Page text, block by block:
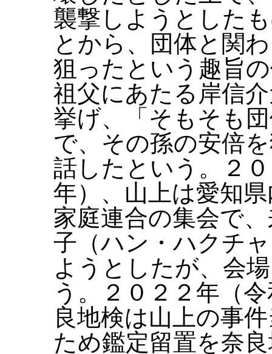
襲撃しようとした
とから、団体と関
狙ったという趣旨
祖父にあたる岸信
挙げ、「そもそも
で、その孫の安倍
話したという。２
年）、山上は愛知
家庭連合の集会で
子（ハン・ハクチ
ようとしたが、会
う。２０２２年（
良地検は山上の事
ため鑑定留置を奈